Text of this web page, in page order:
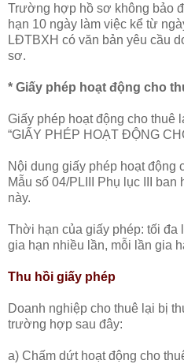
Trường hợp hồ sơ không bảo
hạn 10 ngày làm việc kể từ
LĐTBXH có văn bản yêu cầu
sơ.
* Giấy phép hoạt động cho
Giấy phép hoạt động cho thuê
“GIẤY PHÉP HOẠT ĐỘNG
Nội dung giấy phép hoạt động
Mẫu số 04/PLIII Phụ lục III ban
này.
Thời hạn của giấy phép: tối đa
gia hạn nhiều lần, mỗi lần gia
Thu hồi giấy phép
Doanh nghiệp cho thuê lại bị
trường hợp sau đây:
a) Chấm dứt hoạt động cho